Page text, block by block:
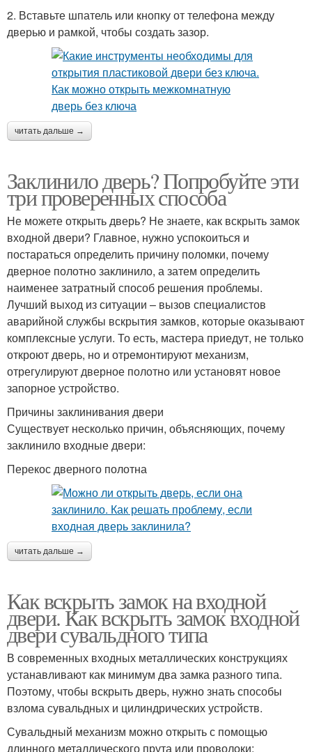
2. Вставьте шпатель или кнопку от телефона между
дверью и рамкой, чтобы создать зазор.
читать дальше →
Заклинило дверь? Попробуйте эти
три проверенных способа
Не можете открыть дверь? Не знаете, как вскрыть замок
входной двери? Главное, нужно успокоиться и
постараться определить причину поломки, почему
дверное полотно заклинило, а затем определить
наименее затратный способ решения проблемы.
Лучший выход из ситуации – вызов специалистов
аварийной службы вскрытия замков, которые оказывают
комплексные услуги. То есть, мастера приедут, не только
откроют дверь, но и отремонтируют механизм,
отрегулируют дверное полотно или установят новое
запорное устройство.
Причины заклинивания двери
Существует несколько причин, объясняющих, почему
заклинило входные двери:
Перекос дверного полотна
читать дальше →
Как вскрыть замок на входной
двери. Как вскрыть замок входной
двери сувальдного типа
В современных входных металлических конструкциях
устанавливают как минимум два замка разного типа.
Поэтому, чтобы вскрыть дверь, нужно знать способы
взлома сувальдных и цилиндрических устройств.
Сувальдный механизм можно открыть с помощью
длинного металлического прута или проволоки: